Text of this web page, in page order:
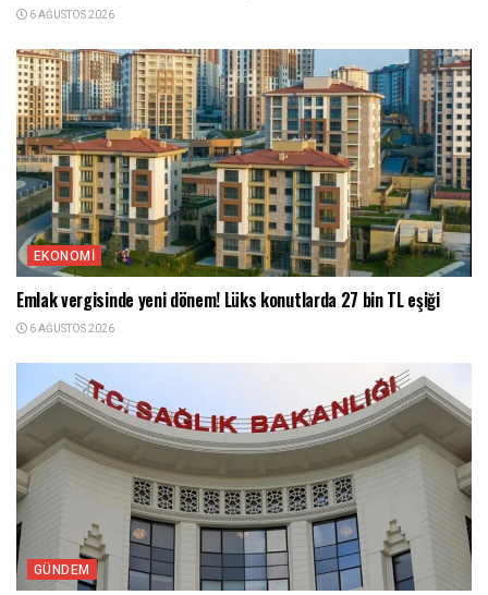
6 AĞUSTOS 2026
EKONOMI
Emlak vergisinde yeni dönem! Lüks konutlarda 27 bin TL eşiği
6 AĞUSTOS 2026
GÜNDEM